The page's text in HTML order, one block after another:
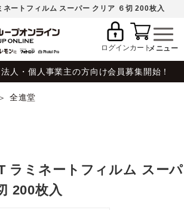
ートフィルム スーパー クリア ６切 200枚入
ログインカート
人・個人事業主の方向け会員募集開始！
全進堂
ラミネートフィルム スーパ
200枚入